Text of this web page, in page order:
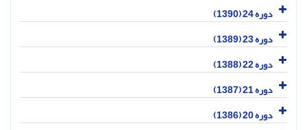
دوره 24 (1390)
دوره 23 (1389)
دوره 22 (1388)
دوره 21 (1387)
دوره 20 (1386)